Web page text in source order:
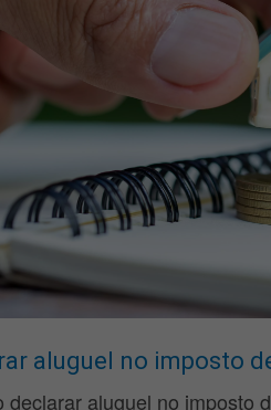
aluguel no imposto
declarar aluguel no imposto